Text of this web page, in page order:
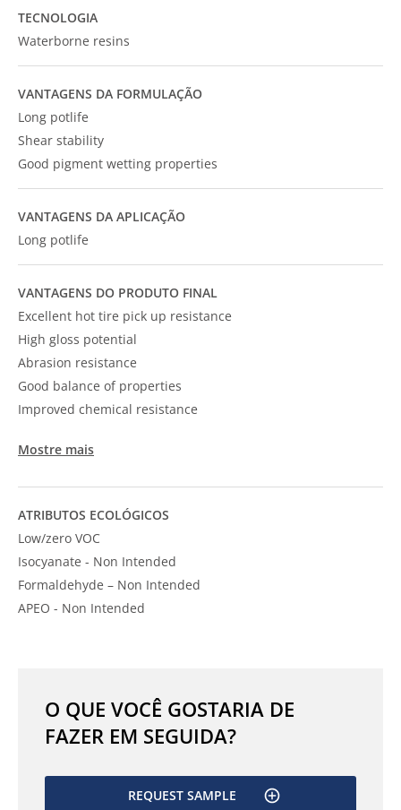
TECNOLOGIA
Waterborne resins
VANTAGENS DA FORMULAÇÃO
Long potlife
Shear stability
Good pigment wetting properties
VANTAGENS DA APLICAÇÃO
Long potlife
VANTAGENS DO PRODUTO FINAL
Excellent hot tire pick up resistance
High gloss potential
Abrasion resistance
Good balance of properties
Improved chemical resistance
Mostre mais
ATRIBUTOS ECOLÓGICOS
Low/zero VOC
Isocyanate - Non Intended
Formaldehyde – Non Intended
APEO - Non Intended
O QUE VOCÊ GOSTARIA DE
FAZER EM SEGUIDA?
REQUEST SAMPLE